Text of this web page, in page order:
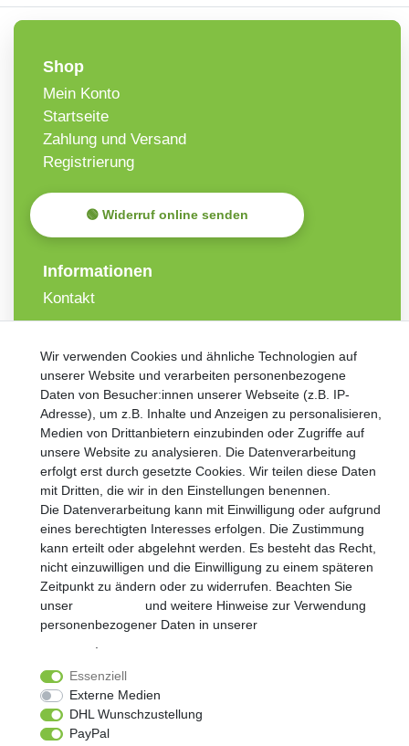
Shop
Mein Konto
Startseite
Zahlung und Versand
Registrierung
🟢 Widerruf online senden
Informationen
Kontakt
E-MAIL **
Newsletter
Honig
gelesen
habe. Meine Einwilligung kann ich jederzeit widerrufen.**
Abonnieren
** Hierbei handelt es sich um ein Pflichtfeld.
Widerrufs­recht Impressum Daten­schutz­erklärung
AGB
Wir verwenden Cookies und ähnliche Technologien auf
unserer Website und verarbeiten personenbezogene
Daten von Besucher:innen unserer Webseite (z.B. IP-
Adresse), um z.B. Inhalte und Anzeigen zu personalisieren,
Medien von Drittanbietern einzubinden oder Zugriffe auf
unsere Website zu analysieren. Die Datenverarbeitung
erfolgt erst durch gesetzte Cookies. Wir teilen diese Daten
mit Dritten, die wir in den Einstellungen benennen.
Die Datenverarbeitung kann mit Einwilligung oder aufgrund
eines berechtigten Interesses erfolgen. Die Zustimmung
kann erteilt oder abgelehnt werden. Es besteht das Recht,
nicht einzuwilligen und die Einwilligung zu einem späteren
Zeitpunkt zu ändern oder zu widerrufen. Beachten Sie
unser
und weitere Hinweise zur Verwendung
personenbezogener Daten in unserer
Essenziell
Externe Medien
DHL Wunschzustellung
PayPal